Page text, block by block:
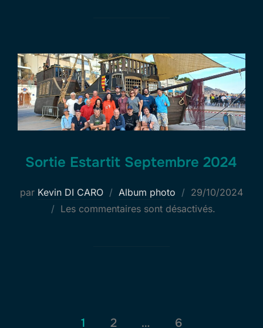
Sortie Estartit Septembre 2024
par Kevin DI CARO Album photo
Publié
le
29/10/2024
Les commentaires sont désactivés.
Pagination
1 2 … 6